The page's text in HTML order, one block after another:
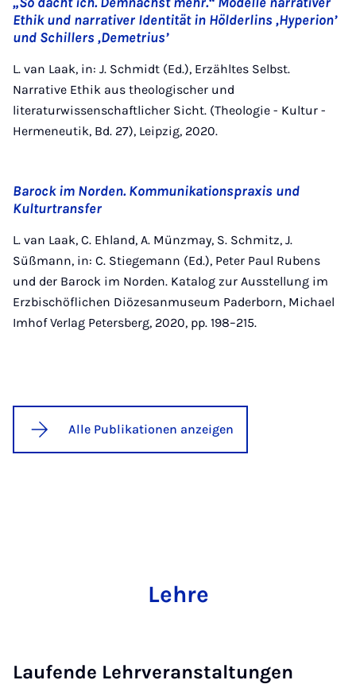
Ethik und narrativer Identität in Hölderlins ‚Hyperion’
und Schillers ‚Demetrius’
L. van Laak, in: J. Schmidt (Ed.), Erzähltes Selbst.
Narrative Ethik aus theologischer und
literaturwissenschaftlicher Sicht. (Theologie - Kultur -
Hermeneutik, Bd. 27), Leipzig, 2020.
Barock im Norden. Kommunikationspraxis und
Kulturtransfer
L. van Laak, C. Ehland, A. Münzmay, S. Schmitz, J.
Süßmann, in: C. Stiegemann (Ed.), Peter Paul Rubens
und der Barock im Norden. Katalog zur Ausstellung im
Erzbischöflichen Diözesanmuseum Paderborn, Michael
Imhof Verlag Petersberg, 2020, pp. 198–215.
Alle Publikationen anzeigen
Lehre
Laufende Lehrveranstaltungen